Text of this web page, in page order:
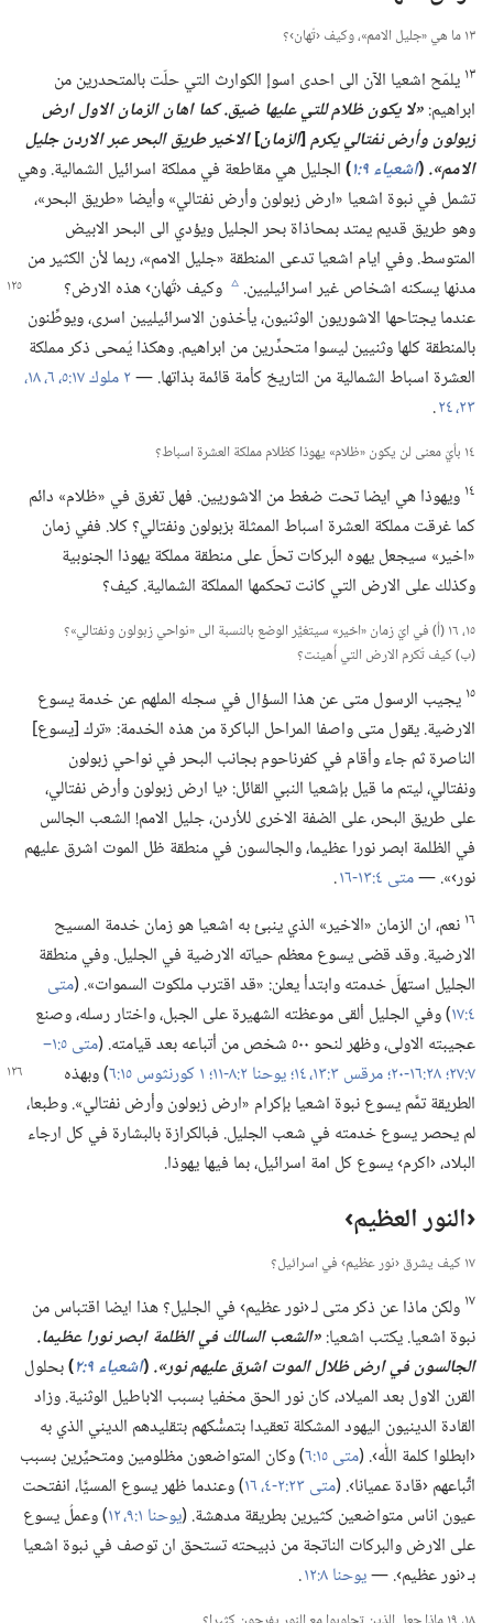
١٣ ما هي «جليل الامم»،‏ وكيف ‹تُهان›؟‏
١٣ يلمّح اشعيا الآن الى احدى اسوإ الكوارث التي حلّت بالمتحدرين من
ابراهيم:‏‏«لا يكون ظلام للتي عليها ضيق.‏ كما اهان الزمان الاول ارض
زبولون وأرض نفتالي يكرم[‏الزمان‏]الاخير طريق البحر عبر الاردن جليل
الامم».‏(‏اشعياء ٩:‏١ ‏)‏الجليل هي مقاطعة في مملكة اسرائيل الشمالية.‏ وهي
تشمل في نبوة اشعيا «ارض زبولون وأرض نفتالي» وأيضا «طريق البحر»،‏
وهو طريق قديم يمتد بمحاذاة بحر الجليل ويؤدي الى البحر الابيض
المتوسط.‏ وفي ايام اشعيا تدعى المنطقة «جليل الامم»،‏ ربما لأن الكثير من
مدنها يسكنه اشخاص غير اسرائيليين.‏ c وكيف‏‹تُهان› هذه الارض؟‏
عندما يجتاحها الاشوريون الوثنيون،‏ يأخذون الاسرائيليين اسرى،‏ ويوطِّنون
بالمنطقة كلها وثنيين ليسوا متحدِّرين من ابراهيم.‏ وهكذا يُمحى ذكر مملكة
العشرة اسباط الشمالية من التاريخ كأمة قائمة بذاتها.‏ —‏٢ ملوك ١٧:‏​٥،‏ ٦،‏
٢٣،‏ ٢٤
.‏
١٤ بأيّ معنى لن يكون «ظلام» يهوذا كظلام مملكة العشرة اسباط؟‏
١٤ ويهوذا هي ايضا تحت ضغط من الاشوريين.‏ فهل تغرق في «ظلام» دائم
كما غرقت مملكة العشرة اسباط الممثلة بزبولون ونفتالي؟‏ كلا.‏ ففي زمان
«اخير» سيجعل يهوه البركات تحلّ على منطقة مملكة يهوذا الجنوبية
وكذلك على الارض التي كانت تحكمها المملكة الشمالية.‏ كيف؟‏
١٥،‏ ١٦ (‏أ)‏ في ايّ زمان «اخير» سيتغيَّر الوضع بالنسبة الى «نواحي زبولون ونفتالي»؟‏
(‏ب)‏ كيف تُكرم الارض التي أُهينت؟‏
١٥ يجيب الرسول متى عن هذا السؤال في سجله الملهم عن خدمة يسوع
الارضية.‏ يقول متى واصفا المراحل الباكرة من هذه الخدمة:‏ «ترك [يسوع]
الناصرة ثم جاء وأقام في كفرناحوم بجانب البحر في نواحي زبولون
ونفتالي،‏ ليتم ما قيل بإشعيا النبي القائل:‏ ‹يا ارض زبولون وأرض نفتالي،‏
على طريق البحر،‏ على الضفة الاخرى للأردن،‏ جليل الامم!‏ الشعب الجالس
في الظلمة ابصر نورا عظيما،‏ والجالسون في منطقة ظل الموت اشرق عليهم
نور›».‏ —‏متى ٤:‏​١٣-‏١٦ .‏
١٦ نعم،‏ ان الزمان «الاخير» الذي ينبئ به اشعيا هو زمان خدمة المسيح
الارضية.‏ وقد قضى يسوع معظم حياته الارضية في الجليل.‏ وفي منطقة
الجليل استهلّ خدمته وابتدأ يعلن:‏ «قد اقترب ملكوت السموات».‏ (‏متى
٤:‏١٧
‏)‏ وفي الجليل ألقى موعظته الشهيرة على الجبل،‏ واختار رسله،‏ وصنع
عجيبته الاولى،‏ وظهر لنحو ٥٠٠ شخص من أتباعه بعد قيامته.‏ (‏
متى ٥:‏١–‏
٧:‏٢٧؛‏
مرقس ٣:‏​ ١٣،‏ ١٤؛‏ يوحنا ٢:‏​٨-‏١١؛‏
‏)‏ وبهذه
الطريقة تمَّم يسوع نبوة اشعيا بإكرام «ارض زبولون وأرض نفتالي».‏ وطبعا،‏
لم يحصر يسوع خدمته في شعب الجليل.‏ فبالكرازة بالبشارة في كل ارجاء
البلاد،‏ ‹اكرم› يسوع كل امة اسرائيل،‏ بما فيها يهوذا.‏
‏‹النور العظيم›‏
١٧ كيف يشرق ‹نور عظيم› في اسرائيل؟‏
١٧ ولكن ماذا عن ذكر متى لـ‍ ‹نور عظيم› في الجليل؟‏ هذا ايضا اقتباس من
نبوة اشعيا.‏ يكتب اشعيا:‏‏«الشعب السالك في الظلمة ابصر نورا عظيما.‏
الجالسون في ارض ظلال الموت اشرق عليهم نور».‏(‏اشعياء ٩:‏٢ ‏)‏بحلول
القرن الاول بعد الميلاد،‏ كان نور الحق مخفيا بسبب الاباطيل الوثنية.‏ وزاد
القادة الدينيون اليهود المشكلة تعقيدا بتمسُّكهم بتقليدهم الديني الذي به
‹ابطلوا كلمة اللّٰه›.‏ (‏متى ١٥:‏٦
‏)‏ وكان المتواضعون مظلومين ومتحيِّرين بسبب
اتِّباعهم ‹قادة عميانا›.‏ (‏متى ٢٣:‏​٢-‏٤،‏
‏)‏ وعندما ظهر يسوع المسيَّا،‏ انفتحت
عيون اناس متواضعين كثيرين بطريقة مدهشة.‏ (‏يوحنا ١:‏​٩،‏
‏)‏ وعملُ يسوع
على الارض والبركات الناتجة من ذبيحته تستحق ان توصف في نبوة اشعيا
بـ‍ ‹نور عظيم›.‏ —‏يوحنا ٨:‏١٢ .‏